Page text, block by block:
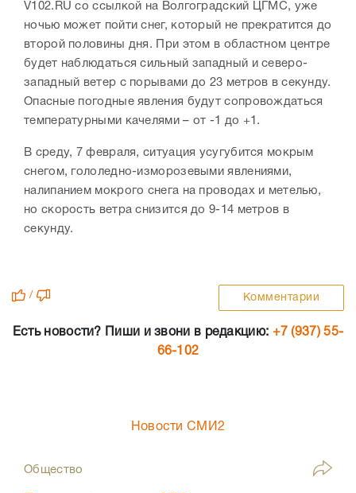
V102.RU со ссылкой на Волгоградский ЦГМС, уже
ночью может пойти снег, который не прекратится до
второй половины дня. При этом в областном центре
будет наблюдаться сильный западный и северо-
западный ветер с порывами до 23 метров в секунду.
Опасные погодные явления будут сопровождаться
температурными качелями – от -1 до +1.
В среду, 7 февраля, ситуация усугубится мокрым
снегом, гололедно-изморозевыми явлениями,
налипанием мокрого снега на проводах и метелью,
но скорость ветра снизится до 9-14 метров в
секунду.
/ Комментарии
Есть новости? Пиши и звони в редакцию: +7 (937) 55-
66-102
Новости СМИ2
Общество